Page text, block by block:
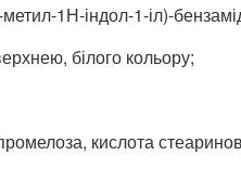
1Н-індол-1-іл)-
білого кольору;
кислота